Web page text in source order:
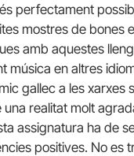
perfectament
mostres de bones
amb aquestes
música en altres
gallec a les xarxes
realitat molt
assignatura ha de
positives. No es